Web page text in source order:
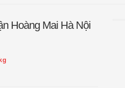
Hoàng Mai Hà Nội